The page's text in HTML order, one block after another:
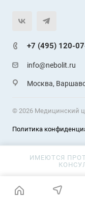
+7 (495) 120-
info@nebolit.ru
Москва,
© 2026 Медицинский
Политика
ИМЕЮТСЯ